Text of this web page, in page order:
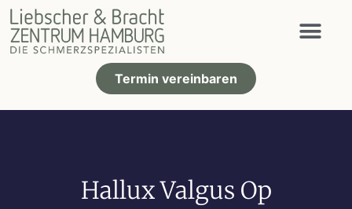
Termin vereinbaren
Hallux Valgus Op